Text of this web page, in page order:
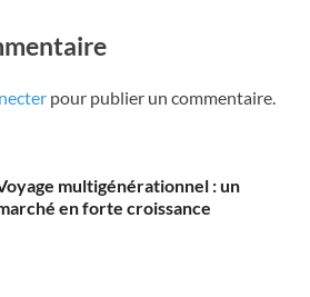
pour publier un commentaire.
multigénérationnel : un
en forte croissance